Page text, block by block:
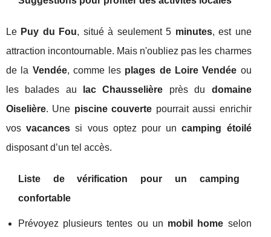
Le Puy du Fou, situé à seulement 5 minutes, est une
attraction incontournable. Mais n'oubliez pas les charmes
de la Vendée, comme les plages de Loire Vendée ou
les balades au
lac Chausselière près du domaine
Oiselière. Une piscine couverte pourrait aussi enrichir
vosvacances si vous optez pour uncamping étoilé
disposant d’un tel accès.
Liste de vérification pour un camping
confortable
Prévoyez plusieurs tentes ou un mobil home selon